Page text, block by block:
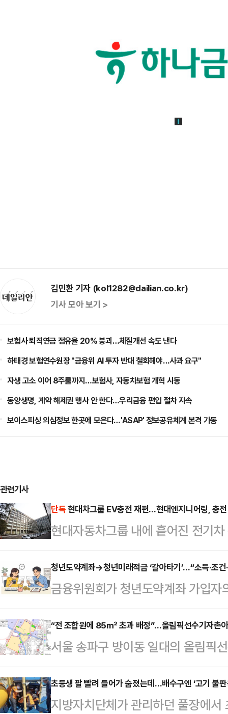
김민환 기자 (kol1282@dailian.co.kr)
기사 모아 보기 >
보험사 퇴직연금 점유율 20% 붕괴…체질개선 속도 낸다
하태경 보험연수원장 "금융위 AI 투자 반대 철회해야…사과 요구"
자생 고소 이어 8주룰까지…보험사, 자동차보험 개혁 시동
동양생명, 계약 해제권 행사 안 한다…우리금융 편입 절차 지속
보이스피싱 의심정보 한곳에 모은다…'ASAP' 정보공유체계 본격 가동
관련기사
단독현대차그룹 EV충전 재편…현대엔지니어링, 충
현대자동차그룹 내에 흩어진 전기
대엔지니어링을 중심으로 하나로
니어링이 올해 안에 한국전기차충
인 것으로 알려졌다.6일 업계에 따
비스를 올해 안으로 인수합병하는
전서비스가 희망퇴직을 진행한 가
어지면서 업계에서는 그룹 차원의
두고 있다.현대엔지니어링은 지난
청년도약계좌→청년미래적금 ‘갈아타기’…“소득·조건
금융위원회가 청년도약계좌 가입
지만, 상품 구조가 ‘조건별 차등 지
가 크게 갈릴 전망이다.소득 기준과
야 실익 판단이 가능하다.6일 금융
금 출시 준비 점검회의’를 열고 상
좌 가입자는 오는 6월 한 달간만 청
는 특별중도해지 방식으로 진행되
“전 조합원에 85㎡ 초과 배정”…올림픽선수기자촌아
서울 송파구 방이동 일대의 올림픽
도를 낼 전망이다.6일 정비업계에
픽선수기자촌아파트 재건축정비사
략환경영향평가서(초안)’에 대해
초등생 팔 빨려 들어가 숨졌는데…배수구엔 ‘고기 불판
지방자치단체가 관리하던 풀장에